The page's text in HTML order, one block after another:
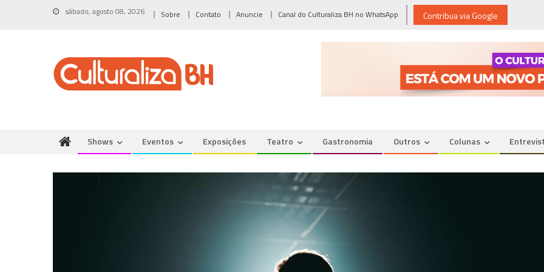
sábado, agosto 08, 2026 Sobre Contato Anuncie Canal do Culturaliza BH no WhatsApp Contribua via Google
Shows Eventos Exposições Teatro Gastronomia Outros Colunas